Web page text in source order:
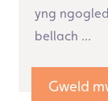
yng
bellach ...
Gweld